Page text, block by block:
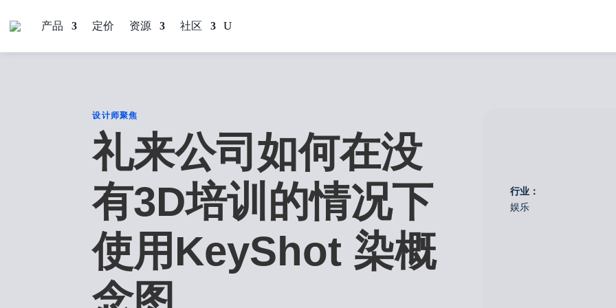
产品 定价 资源 社区
设计师聚焦
礼来公司如何在没
有3D培训的情况下
使用KeyShot 染概
行业：
娱乐